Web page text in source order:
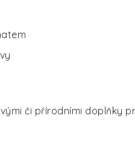
či přírodními doplňky